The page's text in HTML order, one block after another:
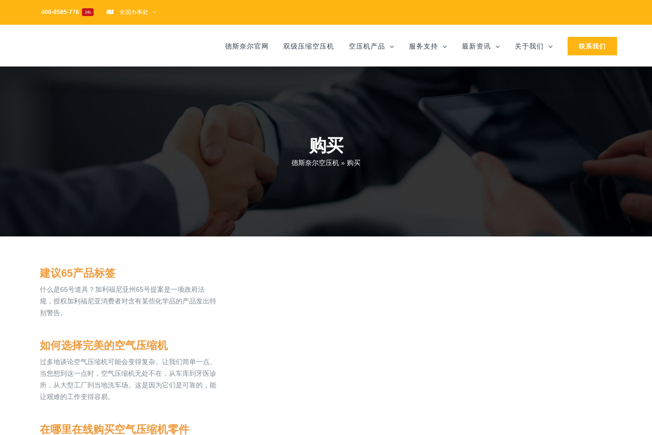
400-8585-776 24h 全国办事处
德斯奈尔官网 双级压缩空压机 空压机产品 服务支持 最新资讯 关于我们 联系我们
购买
德斯奈尔空压机 » 购买
建议65产品标签
什么是65号道具？加利福尼亚州65号提案是一项政府法
规，授权加利福尼亚消费者对含有某些化学品的产品发出特
别警告。
如何选择完美的空气压缩机
过多地谈论空气压缩机可能会变得复杂。让我们简单一点。
当您想到这一点时，空气压缩机无处不在，从车库到牙医诊
所，从大型工厂到当地洗车场。这是因为它们是可靠的，能
让艰难的工作变得容易。
在哪里在线购买空气压缩机零件